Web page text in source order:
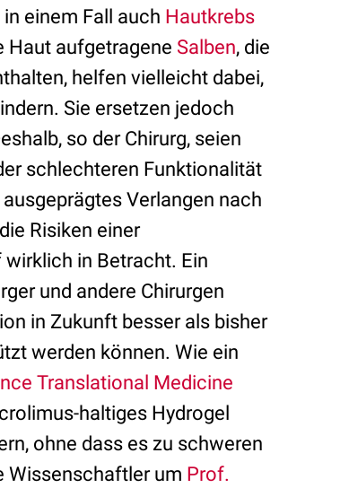
einem Fall auch Hautkrebs
Haut aufgetragene Salben, die
helfen vielleicht dabei,
Sie ersetzen jedoch
so der Chirurg, seien
schlechteren Funktionalität
Verlangen nach
Risiken einer
in Betracht. Ein
und andere Chirurgen
in Zukunft besser als bisher
werden können. Wie ein
Translational Medicine
haltiges Hydrogel
ohne dass es zu schweren
Wissenschaftler um Prof.